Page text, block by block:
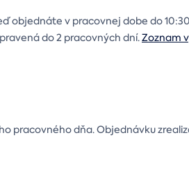
objednáte v pracovnej dobe do
do 2 pracovných dní.Zoznam
pracovného dňa. Objednávku